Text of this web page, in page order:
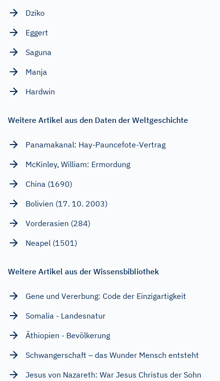
Dziko
Eggert
Saguna
Manja
Hardwin
Weitere Artikel aus den Daten der Weltgeschichte
Panamakanal: Hay-Pauncefote-Vertrag
McKinley, William: Ermordung
China (1690)
Bolivien (17. 10. 2003)
Vorderasien (284)
Neapel (1501)
Weitere Artikel aus der Wissensbibliothek
Gene und Vererbung: Code der Einzigartigkeit
Somalia - Landesnatur
Äthiopien - Bevölkerung
Schwangerschaft – das Wunder Mensch entsteht
Jesus von Nazareth: War Jesus Christus der Sohn